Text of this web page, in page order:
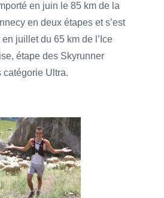
en juin le 85 km de la
en deux étapes et s’est
juillet du 65 km de l’Ice
étape des Skyrunner
catégorie Ultra.